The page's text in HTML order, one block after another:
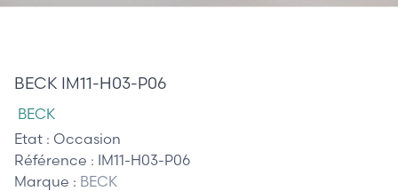
BECK IM11-H03-P06
BECK
Etat : Occasion
Référence : IM11-H03-P06
Marque : BECK